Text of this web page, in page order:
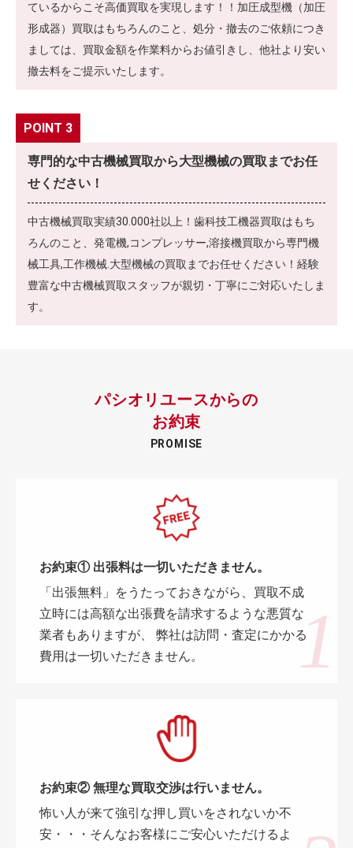
ているからこそ高価買取を実現します！！加圧成型機（加圧
形成器）買取はもちろんのこと、処分・撤去のご依頼につき
ましては、買取金額を作業料からお値引きし、他社より安い
撤去料をご提示いたします。
POINT 3
専門的な中古機械買取から大型機械の買取までお任
せください！
中古機械買取実績30.000社以上！歯科技工機器買取はもち
ろんのこと、発電機,コンプレッサー,溶接機買取から専門機
械工具,工作機械.大型機械の買取までお任せください！経験
豊富な中古機械買取スタッフが親切・丁寧にご対応いたしま
す。
パシオリユースからの
お約束
PROMISE
お約束① 出張料は一切いただきません。
「出張無料」をうたっておきながら、買取不成
立時には高額な出張費を請求するような悪質な
業者もありますが、 弊社は訪問・査定にかかる
費用は一切いただきません。
お約束② 無理な買取交渉は行いません。
怖い人が来て強引な押し買いをされないか不
安・・・そんなお客様にご安心いただけるよ